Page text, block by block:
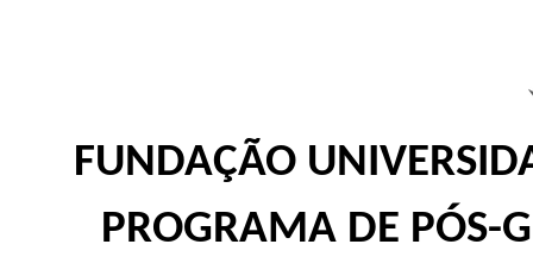
FUNDAÇÃO
PROGRAMA DE PÓS-